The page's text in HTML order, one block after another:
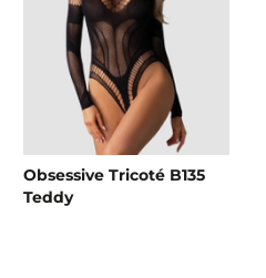
Obsessive Tricoté B135
Teddy